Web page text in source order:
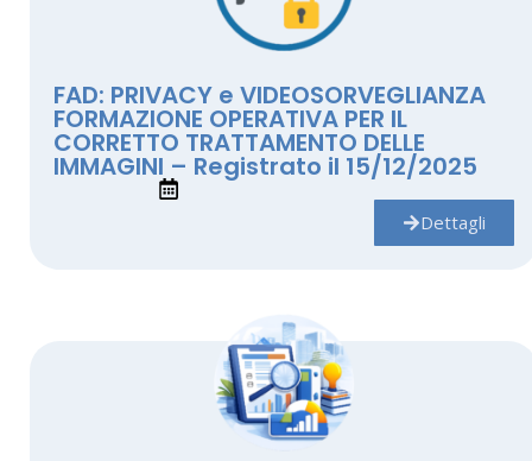
FAD: PRIVACY e VIDEOSORVEGLIANZA
FORMAZIONE OPERATIVA PER IL
CORRETTO TRATTAMENTO DELLE
IMMAGINI – Registrato il 15/12/2025
Dettagli